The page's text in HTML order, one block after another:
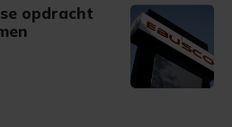
opdracht